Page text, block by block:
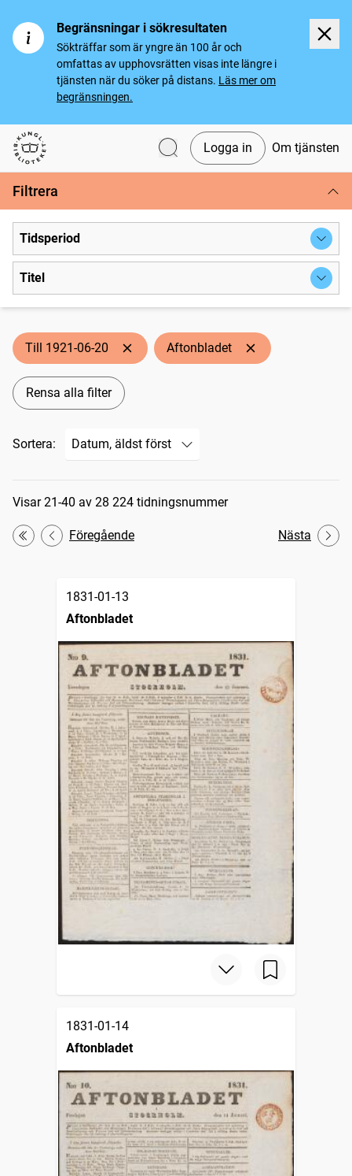
Begränsningar i sökresultaten
Sökträffar som är yngre än 100 år och
omfattas av upphovsrätten visas inte längre i
tjänsten när du söker på distans. Läs mer om
begränsningen.
Svenska tidningar
Logga in Om tjänsten
Filtrera
Tidsperiod
Titel
Till 1921-06-20 Aftonbladet
Rensa alla filter
Sortera:
Sökresultat
Visar 21-40 av 28 224 tidningsnummer
Första
Föregående Nästa
1831-01-13
Aftonbladet
1831-01-14
Aftonbladet